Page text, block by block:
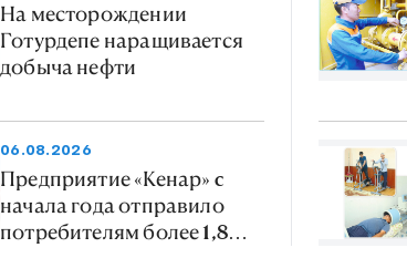
На месторождении
Готурдепе наращивается
добыча нефти
06.08.2026
Предприятие «Кенар» c
начала года отправило
потребителям более 1,8